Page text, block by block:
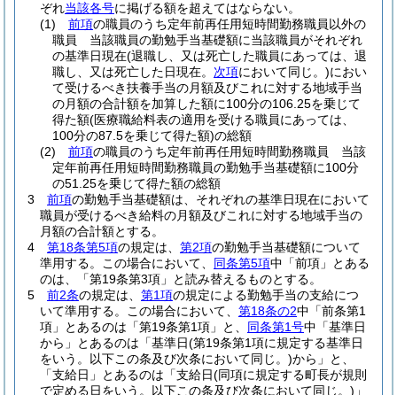
ぞれ当該各号に掲げる額を超えてはならない。
(1)
前項の職員のうち定年前再任用短時間勤務職員以外の
職員 当該職員の勤勉手当基礎額に当該職員がそれぞれ
の基準日現在(退職し、又は死亡した職員にあっては、退
職し、又は死亡した日現在。 次項において同じ。)におい
て受けるべき扶養手当の月額及びこれに対する地域手当
の月額の合計額を加算した額に100分の106.25を乗じて
得た額(医療職給料表の適用を受ける職員にあっては、
100分の87.5を乗じて得た額)の総額
(2)
前項の職員のうち定年前再任用短時間勤務職員 当該
定年前再任用短時間勤務職員の勤勉手当基礎額に100分
の51.25を乗じて得た額の総額
3
前項の勤勉手当基礎額は、それぞれの基準日現在において
職員が受けるべき給料の月額及びこれに対する地域手当の
月額の合計額とする。
4
第18条第5項の規定は、 第2項の勤勉手当基礎額について
準用する。
この場合において、 同条第5項中「前項」とある
のは、「第19条第3項」と読み替えるものとする。
5
前2条の規定は、 第1項の規定による勤勉手当の支給につ
いて準用する。
この場合において、 第18条の2中「前条第1
項」とあるのは「第19条第1項」と、 同条第1号中「基準日
から」とあるのは「基準日(第19条第1項に規定する基準日
をいう。以下この条及び次条において同じ。)から」と、
「支給日」とあるのは「支給日(同項に規定する町長が規則
で定める日をいう。以下この条及び次条において同じ。) 」